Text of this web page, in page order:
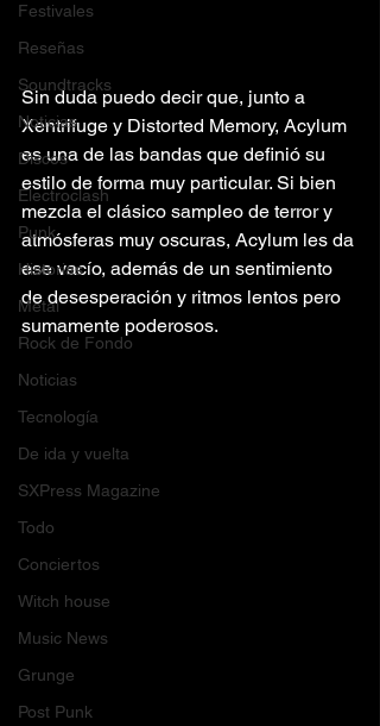
Festivales
Reseñas
Soundtracks
Noticias
Discos
Electroclash
Punk
Historias
Metal
Rock de Fondo
Noticias
Tecnología
De ida y vuelta
SXPress Magazine
Todo
Conciertos
Witch house
Music News
Grunge
Post Punk
Sin duda puedo decir que, junto a
Xentrifuge y Distorted Memory, Acylum
es una de las bandas que definió su
estilo de forma muy particular. Si bien
mezcla el clásico sampleo de terror y
atmósferas muy oscuras, Acylum les da
ese vacío, además de un sentimiento
de desesperación y ritmos lentos pero
sumamente poderosos.